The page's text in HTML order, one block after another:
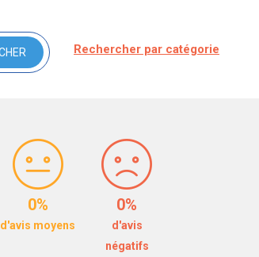
Rechercher par catégorie
0%
d'avis moyens
0%
d'avis
négatifs